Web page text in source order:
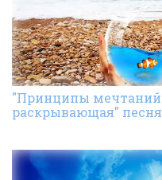
"Принципы мечтаний
раскрывающая" песня